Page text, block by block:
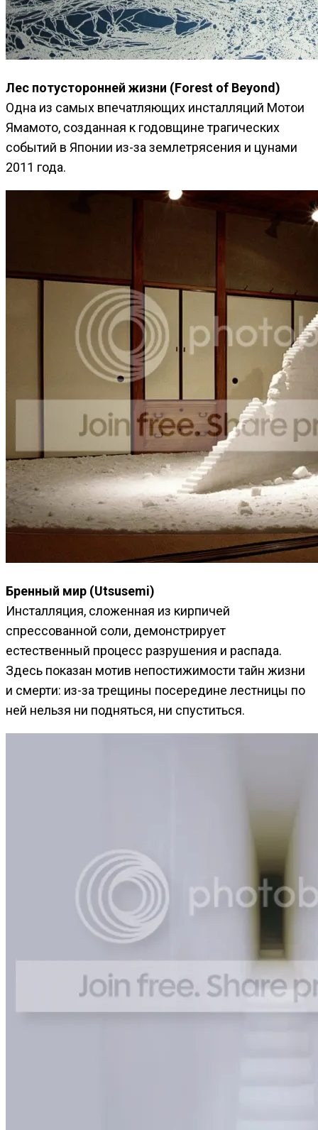
Лес потусторонней жизни (Forest of Beyond)
Одна из самых впечатляющих инсталляций Мотои
Ямамото, созданная к годовщине трагических
событий в Японии из-за землетрясения и цунами
2011 года.
Бренный мир (Utsusemi)
Инсталляция, сложенная из кирпичей
спрессованной соли, демонстрирует
естественный процесс разрушения и распада.
Здесь показан мотив непостижимости тайн жизни
и смерти: из-за трещины посередине лестницы по
ней нельзя ни подняться, ни спуститься.